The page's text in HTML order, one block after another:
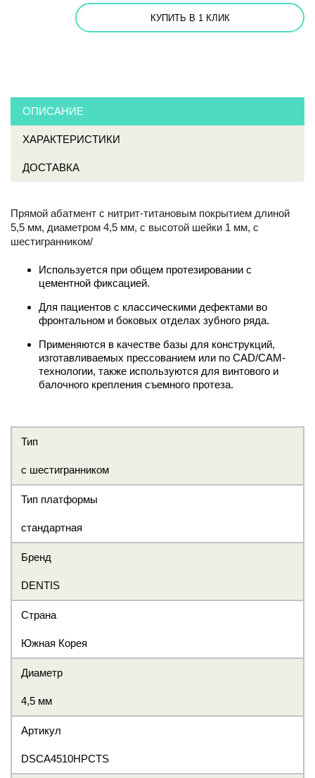
КУПИТЬ В 1 КЛИК
ОПИСАНИЕ
ХАРАКТЕРИСТИКИ
ДОСТАВКА
Прямой абатмент с нитрит-титановым покрытием длиной
5,5 мм, диаметром 4,5 мм, с высотой шейки 1 мм, с
шестигранником/
Используется при общем протезировании с
цементной фиксацией.
Для пациентов с классическими дефектами во
фронтальном и боковых отделах зубного ряда.
Применяются в качестве базы для конструкций,
изготавливаемых прессованием или по CAD/CAM-
технологии, также используются для винтового и
балочного крепления съемного протеза.
Тип
с шестигранником
Тип платформы
стандартная
Бренд
DENTIS
Страна
Южная Корея
Диаметр
4,5 мм
Артикул
DSCA4510HPCTS